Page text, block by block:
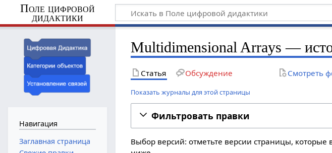
Поле цифровой
дидактики
Multidimensional Arrays —
Статья Обсуждение Смотреть
Показать журналы для этой страницы
Фильтровать правки
Выбор версий: отметьте версии страницы,
Навигация
Заглавная страница